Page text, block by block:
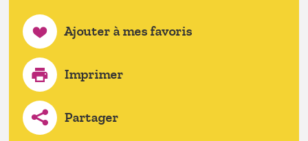
Ajouter à mes favoris
Imprimer
Partager